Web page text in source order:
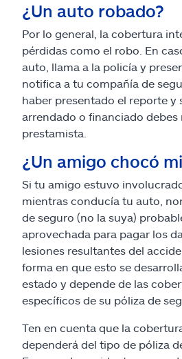
¿Un auto robado?
Por lo general, la cobertura
pérdidas como el robo. En
auto, llama a la policía y
notifica a tu compañía de
haber presentado el reporte y
arrendado o financiado debes
prestamista.
¿Un amigo chocó
Si tu amigo estuvo
mientras conducía tu auto,
de seguro (no la suya)
aprovechada para pagar los
lesiones resultantes del
forma en que esto se
estado y depende de las
específicos de su póliza de
Ten en cuenta que la
dependerá del tipo de póliza